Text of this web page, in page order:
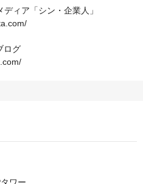
ィア「シン・企業人」
ログ